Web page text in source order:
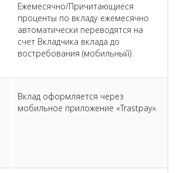
Ежемесячно/Причитающиеся
проценты по вкладу ежемесячно
автоматически переводятся на
счет Вкладчика вклада до
востребования (мобильный).
Вклад оформляется через
мобильное приложение «Trastpay».